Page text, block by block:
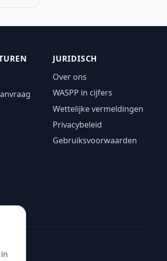
JURIDISCH
Over ons
WASPP in cijfers
Wettelijke vermeldingen
Privacybeleid
Gebruiksvoorwaarden